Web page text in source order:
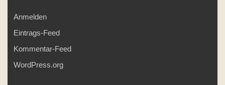
Anmelden
Eintrags-Feed
Kommentar-Feed
WordPress.org